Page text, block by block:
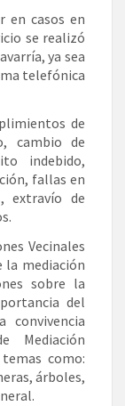
en casos en
se realizó
ya sea
telefónica
de
cambio de
indebido,
fallas en
extravío de
Vecinales
la mediación
sobre la
del
convivencia
Mediación
como:
árboles,